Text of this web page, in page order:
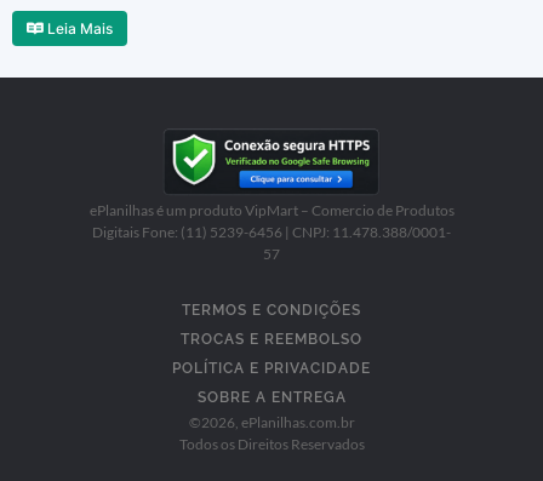
Leia Mais
ePlanilhas é um produto VipMart – Comercio de Produtos
Digitais Fone: (11) 5239-6456 | CNPJ: 11.478.388/0001-
57
TERMOS E CONDIÇÕES
TROCAS E REEMBOLSO
POLÍTICA E PRIVACIDADE
SOBRE A ENTREGA
©2026 , ePlanilhas.com.br
Todos os Direitos Reservados